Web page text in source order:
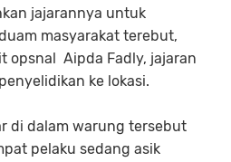
jajarannya untuk
masyarakat terebut,
opsnal Aipda Fadly, jajaran
ke lokasi.
di dalam warung tersebut
pelaku sedang asik